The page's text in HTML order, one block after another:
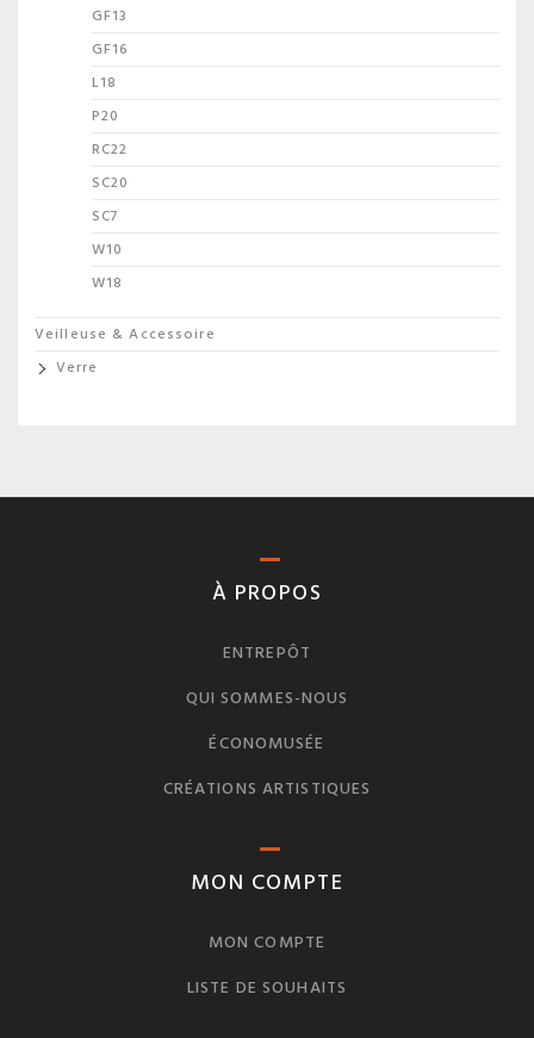
GF13
GF16
L18
P20
RC22
SC20
SC7
W10
W18
Veilleuse & Accessoire
Verre
À PROPOS
ENTREPÔT
QUI SOMMES-NOUS
ÉCONOMUSÉE
CRÉATIONS ARTISTIQUES
MON COMPTE
MON COMPTE
LISTE DE SOUHAITS